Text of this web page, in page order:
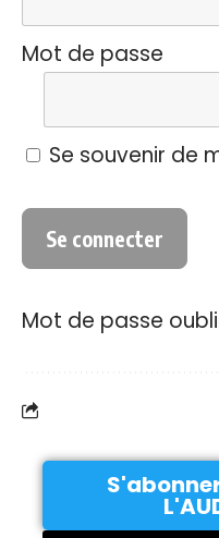
Mot de passe
Se souvenir de
Mot de passe
S'abonner